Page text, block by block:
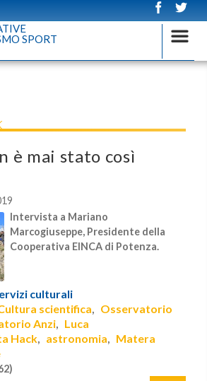
SPORT
è mai stato così
Intervista a Mariano
Marcogiuseppe, Presidente della
Cooperativa EINCA di Potenza.
culturali
scientifica, Osservatorio
Anzi, Luca
Hack, astronomia, Matera